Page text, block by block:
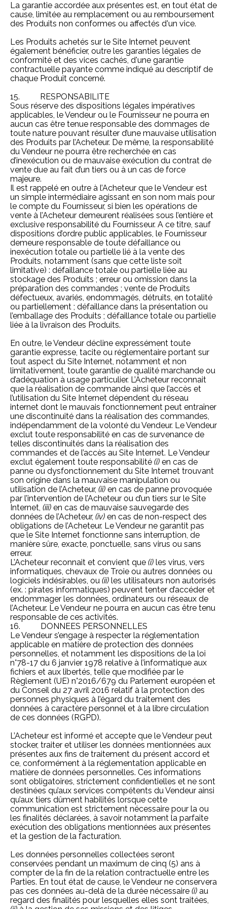
La garantie accordée aux présentes est, en tout état de
cause, limitée au remplacement ou au remboursement
des Produits non conformes ou affectés d'un vice.
Les Produits achetés sur le Site Internet peuvent
également bénéficier, outre les garanties légales de
conformité et des vices cachés, d'une garantie
contractuelle payante comme indiqué au descriptif de
chaque Produit concerné.
15. RESPONSABILITE
Sous réserve des dispositions légales impératives
applicables, le Vendeur ou le Fournisseur ne pourra en
aucun cas être tenue responsable des dommages de
toute nature pouvant résulter d’une mauvaise utilisation
des Produits par l’Acheteur. De même, la responsabilité
du Vendeur ne pourra être recherchée en cas
d’inexécution ou de mauvaise exécution du contrat de
vente due au fait d’un tiers ou à un cas de force
majeure.
Il est rappelé en outre à l’Acheteur que le Vendeur est
un simple intermédiaire agissant en son nom mais pour
le compte du Fournisseur, si bien les opérations de
vente à l’Acheteur demeurent réalisées sous l’entière et
exclusive responsabilité du Fournisseur. A ce titre, sauf
dispositions d’ordre public applicables, le Fournisseur
demeure responsable de toute défaillance ou
inexécution totale ou partielle lié à la vente des
Produits, notamment (sans que cette liste soit
limitative) : défaillance totale ou partielle liée au
stockage des Produits ; erreur ou omission dans la
préparation des commandes ; vente de Produits
défectueux, avariés, endommagés, détruits, en totalité
ou partiellement ; défaillance dans la présentation ou
l’emballage des Produits ; défaillance totale ou partielle
liée à la livraison des Produits.
En outre, le Vendeur décline expressément toute
garantie expresse, tacite ou réglementaire portant sur
tout aspect du Site Internet, notamment et non
limitativement, toute garantie de qualité marchande ou
d’adéquation à usage particulier. L’Acheteur reconnait
que la réalisation de commande ainsi que l’accès et
l’utilisation du Site Internet dépendent du réseau
internet dont le mauvais fonctionnement peut entraîner
une discontinuité dans la réalisation des commandes,
indépendamment de la volonté du Vendeur. Le Vendeur
exclut toute responsabilité en cas de survenance de
telles discontinuités dans la réalisation des
commandes et de l’accès au Site Internet. Le Vendeur
exclut également toute responsabilité (i) en cas de
panne ou dysfonctionnement du Site Internet trouvant
son origine dans la mauvaise manipulation ou
utilisation de l’Acheteur, (ii) en cas de panne provoquée
par l’intervention de l’Acheteur ou d’un tiers sur le Site
Internet, (iii) en cas de mauvaise sauvegarde des
données de l’Acheteur, (iv) en cas de non-respect des
obligations de l’Acheteur. Le Vendeur ne garantit pas
que le Site Internet fonctionne sans interruption, de
manière sûre, exacte, ponctuelle, sans virus ou sans
erreur.
L’Acheteur reconnait et convient que (i) les virus, vers
informatiques, chevaux de Troie ou autres données ou
logiciels indésirables, ou (ii) les utilisateurs non autorisés
(ex. : pirates informatiques) peuvent tenter d’accéder et
endommager les données, ordinateurs ou réseaux de
l’Acheteur. Le Vendeur ne pourra en aucun cas être tenu
responsable de ces activités.
16. DONNEES PERSONNELLES
Le Vendeur s’engage à respecter la réglementation
applicable en matière de protection des données
personnelles, et notamment les dispositions de la loi
n°78-17 du 6 janvier 1978 relative à l’informatique aux
fichiers et aux libertés, telle que modifiée par le
Règlement (UE) n°2016/679 du Parlement européen et
du Conseil du 27 avril 2016 relatif à la protection des
personnes physiques à l’égard du traitement des
données à caractère personnel et à la libre circulation
de ces données (RGPD).
L’Acheteur est informé et accepte que le Vendeur peut
stocker, traiter et utiliser les données mentionnées aux
présentes aux fins de traitement du présent accord et
ce, conformément à la réglementation applicable en
matière de données personnelles. Ces informations
sont obligatoires, strictement confidentielles et ne sont
destinées qu’aux services compétents du Vendeur ainsi
qu’aux tiers dûment habilités lorsque cette
communication est strictement nécessaire pour la ou
les finalités déclarées, à savoir notamment la parfaite
exécution des obligations mentionnées aux présentes
et la gestion de la facturation.
Les données personnelles collectées seront
conservées pendant un maximum de cinq (5) ans à
compter de la fin de la relation contractuelle entre les
Parties. En tout état de cause, le Vendeur ne conservera
pas ces données au-delà de la durée nécessaire (i) au
regard des finalités pour lesquelles elles sont traitées,